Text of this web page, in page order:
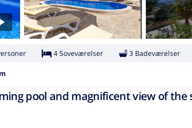
4 Soveværelser 3 Badeværelser
pool and magnificent view of the